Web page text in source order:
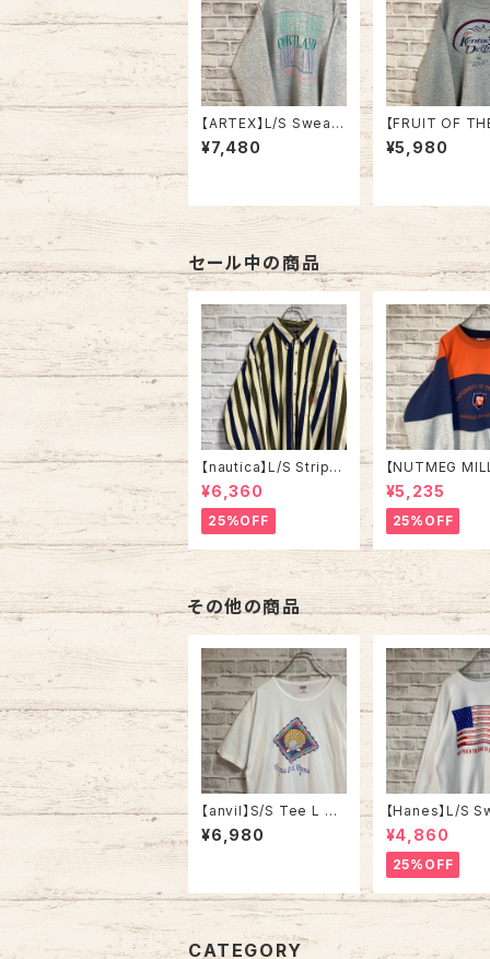
【ARTEX】L/S Sweat
XL 70-80s Made in
USA “CORTLAND ”
立大学 コートランド校
USA製 アメリカ USA
¥7,480
【FRUIT OF
OM】L/S
ner L 2000s “
ケンタッキーダ
レッド アメリカ
¥5,980
セール中の商品
【nautica】L/S Stripe
Corduroy Shirt L 90
s ノーティカ ストライプ
コーデュロイ シャツ ボ
タンダウン 長袖 ワンポ
イントロゴ 刺繍ロゴ 旧
タグ USA アメリカ 古着
¥6,360
25%OFF
【NUTMEG
weat XL Made
A 90s
OF
tage ナツメグミ
レッジモノ カレ
テネシー大学 ス
トレーナー ヴィ
¥5,235
25%OFF
その他の商品
【anvil】S/S Tee L 90
s Made in USA vinta
ge Souvenir Tee “Vi
アートTシャツ 貝 シェ
ル バージニアビーチ シ
ングルステッチ アメリカ
USA 古着
¥6,980
【Hanes】L/S
XL 90s ヘイン
ェット トレーナ
旗 企業モノ
ヴィンテージ ア
USA 古着
¥4,860
25%OFF
CATEGORY